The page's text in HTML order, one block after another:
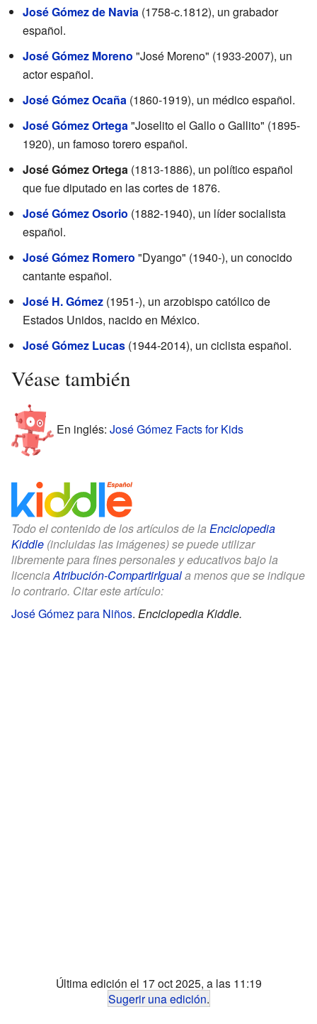
José Gómez de Navia (1758-c.1812), un grabador
español.
José Gómez Moreno "José Moreno" (1933-2007), un
actor español.
José Gómez Ocaña (1860-1919), un médico español.
José Gómez Ortega"Joselito el Gallo o Gallito" (1895-
1920), un famoso torero español.
José Gómez Ortega (1813-1886), un político español
que fue diputado en las cortes de 1876.
José Gómez Osorio (1882-1940), un líder socialista
español.
José Gómez Romero "Dyango" (1940-), un conocido
cantante español.
José H. Gómez (1951-), un arzobispo católico de
Estados Unidos, nacido en México.
José Gómez Lucas (1944-2014), un ciclista español.
Véase también
En inglés: José Gómez Facts for Kids
Todo el contenido de los artículos de la Enciclopedia
Kiddle (incluidas las imágenes) se puede utilizar
libremente para fines personales y educativos bajo la
licenciaAtribución-CompartirIguala menos que se indique
lo contrario. Citar este artículo:
José Gómez para Niños. Enciclopedia Kiddle.
Última edición el 17 oct 2025, a las 11:19
Sugerir una edición.